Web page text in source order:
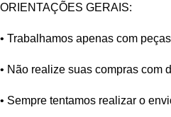
ORIENTAÇÕES GERAIS:
• Trabalhamos apenas com
• Não realize suas compras com
• Sempre tentamos realizar o